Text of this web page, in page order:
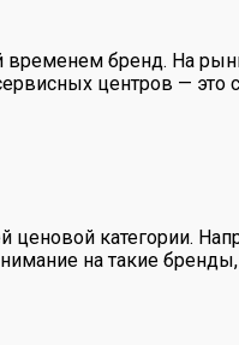
бренд. На
центров —
категории.
на такие